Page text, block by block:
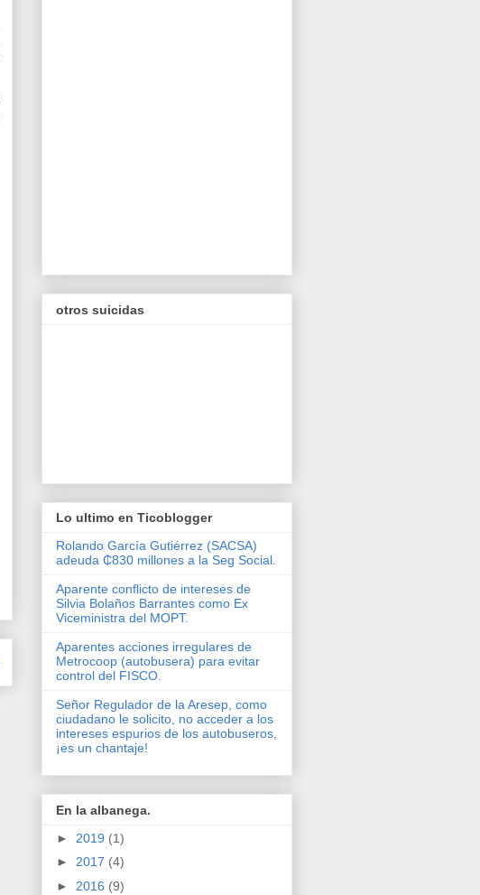
otros suicidas
Lo ultimo en Ticoblogger
Rolando García Gutiérrez (SACSA)
adeuda ₵830 millones a la Seg Social.
Aparente conflicto de intereses de
Silvia Bolaños Barrantes como Ex
Viceministra del MOPT.
Aparentes acciones irregulares de
Metrocoop (autobusera) para evitar
control del FISCO.
Señor Regulador de la Aresep, como
ciudadano le solicito, no acceder a los
intereses espurios de los autobuseros,
¡es un chantaje!
En la albanega.
► 2019 (1)
► 2017 (4)
► 2016 (9)